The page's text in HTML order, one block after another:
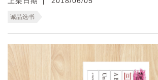
诚品选书